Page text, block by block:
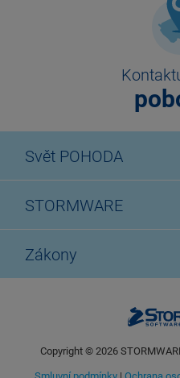
Svět POHODA
STORMWARE
Zákony
Copyright © 2026